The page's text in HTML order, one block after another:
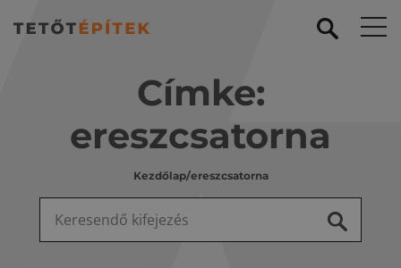
Címke:
ereszcsatorna
Kezdőlap/ereszcsatorna